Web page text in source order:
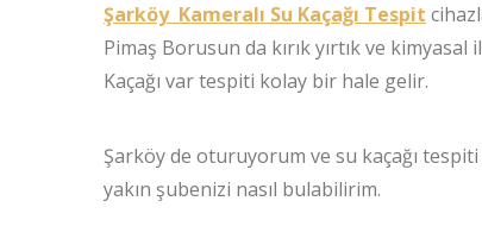
Şarköy Kameralı Su Kaçağı Tespit
Pimaş Borusun da kırık yırtık ve
Kaçağı var tespiti kolay bir hale gelir.
Şarköy de oturuyorum ve su kaçağı
yakın şubenizi nasıl bulabilirim.